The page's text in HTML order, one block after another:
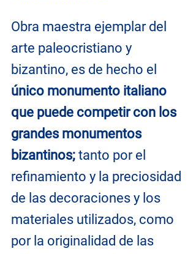
Obra maestra ejemplar del
arte paleocristiano y
bizantino, es de hecho el
único monumento italiano
que puede competir con los
grandes monumentos
bizantinos; tanto por el
refinamiento y la preciosidad
de las decoraciones y los
materiales utilizados, como
por la originalidad de las